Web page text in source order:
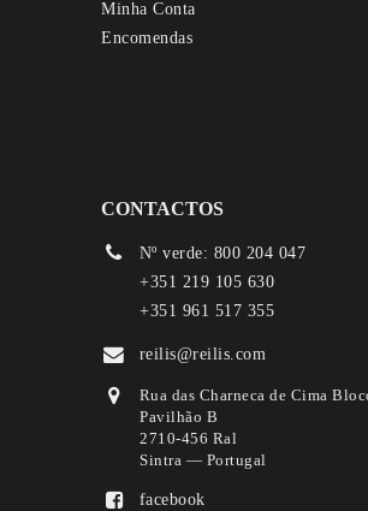
Minha Conta
Encomendas
CONTACTOS
Nº verde: 800 204 047
+351 219 105 630
+351 961 517 355
reilis@reilis.com
Rua das Charneca de Cima
Pavilhão B
2710-456 Ral
Sintra — Portugal
facebook